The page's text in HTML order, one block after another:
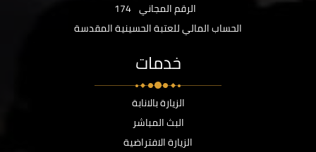
الرقم المجاني 174
الحساب المالي للعتبة الحسينية المقدسة
خدمات
الزيارة بالانابة
البث المباشر
الزيارة الافتراضية